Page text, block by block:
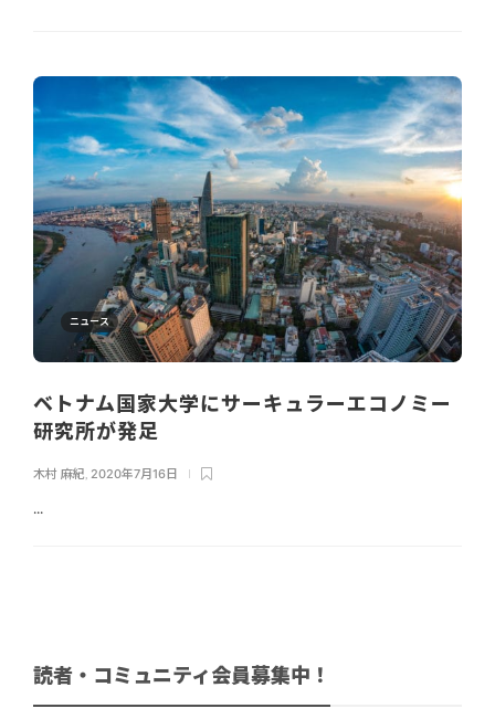
ニュース
ベトナム国家大学にサーキュラーエコノミー
研究所が発足
木村 麻紀 2020年7月16日
...
読者・コミュニティ会員募集中！